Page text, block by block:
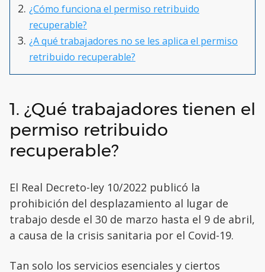
¿Cómo funciona el permiso retribuido
recuperable?
¿A qué trabajadores no se les aplica el permiso
retribuido recuperable?
1. ¿Qué trabajadores tienen el
permiso retribuido
recuperable?
El Real Decreto-ley 10/2022 publicó la
prohibición del desplazamiento al lugar de
trabajo desde el 30 de marzo hasta el 9 de abril,
a causa de la crisis sanitaria por el Covid-19.
Tan solo los servicios esenciales y ciertos